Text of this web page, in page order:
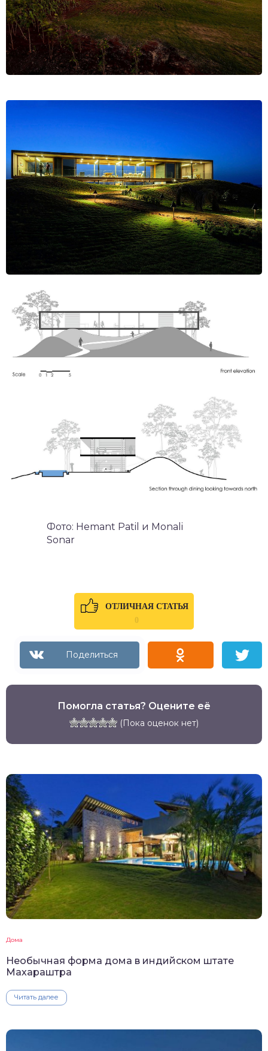
Фото: Hemant Patil и Monali
Sonar
ОТЛИЧНАЯ СТАТЬЯ
0
Помогла статья? Оцените её
(Пока оценок нет)
Дома
Необычная форма дома в индийском штате
Махараштра
Читать далее